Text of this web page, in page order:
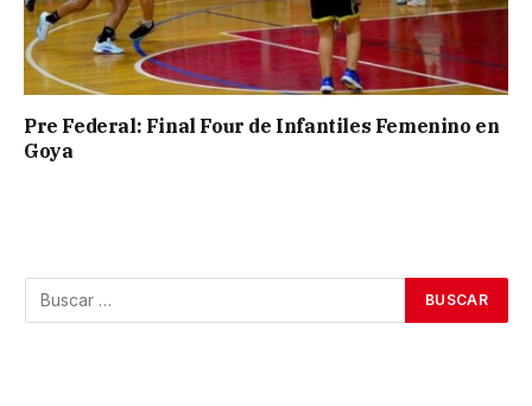
Pre Federal: Final Four de Infantiles Femenino en
Goya